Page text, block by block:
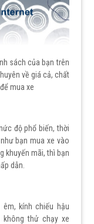
sách của bạn trên
về giá cả, chất
mua xe
độ phổ biến, thời
bạn mua xe vào
khuyến mãi, thì bạn
dẫn.
kính chiếu hậu
không thử chạy xe